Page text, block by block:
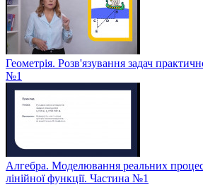
Геометрія. Розв'язування задач
№1
Алгебра. Моделювання реальних
лінійної функції. Частина №1